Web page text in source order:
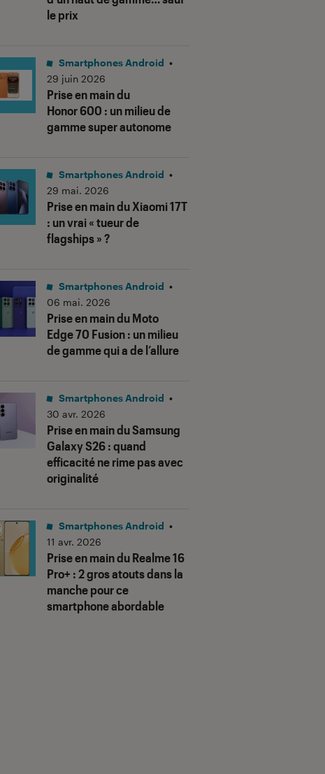
le prix
Prise en main du
Honor 600 : un milieu de
gamme super autonome
Smartphones Android •
29 juin 2026
Prise en main du Xiaomi 17T
: un vrai « tueur de
flagships » ?
Smartphones Android •
29 mai. 2026
Prise en main du Moto
Edge 70 Fusion : un milieu
de gamme qui a de l’allure
Smartphones Android •
06 mai. 2026
Prise en main du Samsung
Galaxy S26 : quand
efficacité ne rime pas avec
originalité
Smartphones Android •
30 avr. 2026
Prise en main du Realme 16
Pro+ : 2 gros atouts dans la
manche pour ce
smartphone abordable
Smartphones Android •
11 avr. 2026